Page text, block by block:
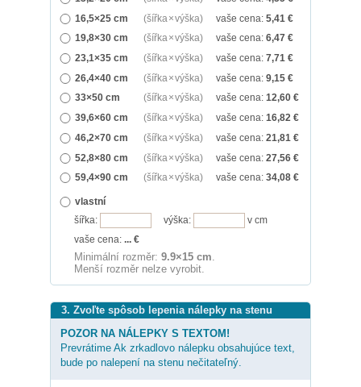
16,5×25 cm
(šířka × výška) vaše cena: 5,41 €
19,8×30 cm
(šířka × výška) vaše cena: 6,47 €
23,1×35 cm
(šířka × výška) vaše cena: 7,71 €
26,4×40 cm
(šířka × výška) vaše cena: 9,15 €
33×50 cm
(šířka × výška) vaše cena: 12,60 €
39,6×60 cm
(šířka × výška) vaše cena: 16,82 €
46,2×70 cm
(šířka × výška) vaše cena: 21,81 €
52,8×80 cm
(šířka × výška) vaše cena: 27,56 €
59,4×90 cm
(šířka × výška) vaše cena: 34,08 €
vlastní
šířka:
výška:
v cm
vaše cena: ... €
Minimální rozměr: 9.9×15 cm
Menší rozměr nelze vyrobit.
3. Zvoľte spôsob lepenia nálepky na stenu
POZOR NA NÁLEPKY S TEXTOM!
Prevrátime Ak zrkadlovo nálepku obsahujúce text,
bude po nalepení na stenu nečitateľný.